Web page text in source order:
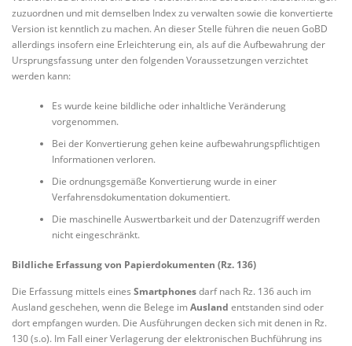
zuzuordnen und mit demselben Index zu verwalten sowie die konvertierte
Version ist kenntlich zu machen. An dieser Stelle führen die neuen GoBD
allerdings insofern eine Erleichterung ein, als auf die Aufbewahrung der
Ursprungsfassung unter den folgenden Voraussetzungen verzichtet
werden kann:
Es wurde keine bildliche oder inhaltliche Veränderung
vorgenommen.
Bei der Konvertierung gehen keine aufbewahrungspflichtigen
Informationen verloren.
Die ordnungsgemäße Konvertierung wurde in einer
Verfahrensdokumentation dokumentiert.
Die maschinelle Auswertbarkeit und der Datenzugriff werden
nicht eingeschränkt.
Bildliche Erfassung von Papierdokumenten (Rz. 136)
Die Erfassung mittels eines Smartphonesdarf nach Rz. 136 auch im
Ausland geschehen, wenn die Belege imAusland entstanden sind oder
dort empfangen wurden. Die Ausführungen decken sich mit denen in Rz.
130 (s.o). Im Fall einer Verlagerung der elektronischen Buchführung ins